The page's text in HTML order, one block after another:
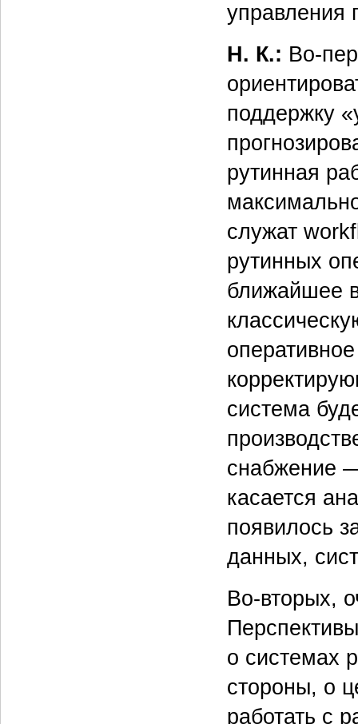
управления
Н. К.: Во-
поддержку
рутинная
служат
рутинных
ближайшее
система
снабжение
касается
появилось
данных,
Во-вторых,
о системах
стороны, о
работать с